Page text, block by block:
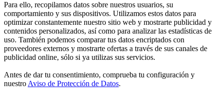
Para ello, recopilamos datos sobre nuestros usuarios, su
comportamiento y sus dispositivos. Utilizamos estos datos para
optimizar constantemente nuestro sitio web y mostrarte publicidad y
contenidos personalizados, así como para analizar las estadísticas de
uso. También podemos comparar tus datos encriptados con
proveedores externos y mostrarte ofertas a través de sus canales de
publicidad online, sólo si ya utilizas sus servicios.
Antes de dar tu consentimiento, comprueba tu configuración y
nuestro Aviso de Protección de Datos.